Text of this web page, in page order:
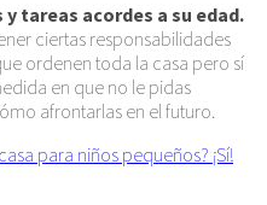
tareas acordes a su edad.
ciertas responsabilidades
ordenen toda la casa pero sí
en que no le pidas
afrontarlas en el futuro.
para niños pequeños? ¡Sí!